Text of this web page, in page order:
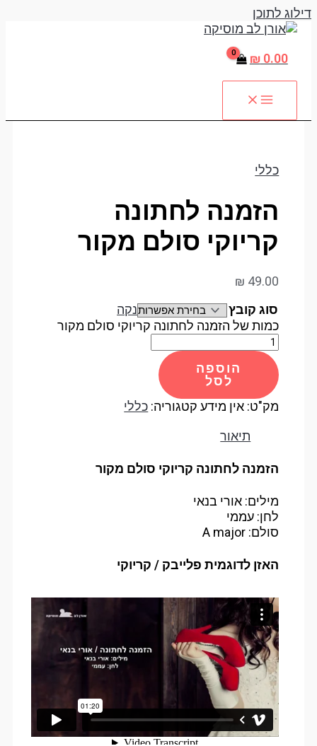
דילוג לתוכן
₪0.00
כללי
הזמנה לחתונה
קריוקי סולם מקור
₪ 49.00
סוג קובץ
נקה
כמות של הזמנה לחתונה קריוקי סולם מקור
הוספה
לסל
מק"ט: אין מידע קטגוריה: כללי
תיאור
הזמנה לחתונה קריוקי סולם מקור
מילים: אורי בנאי
לחן: עממי
סולם: A major
האזן לדוגמית פלייבק / קריוקי